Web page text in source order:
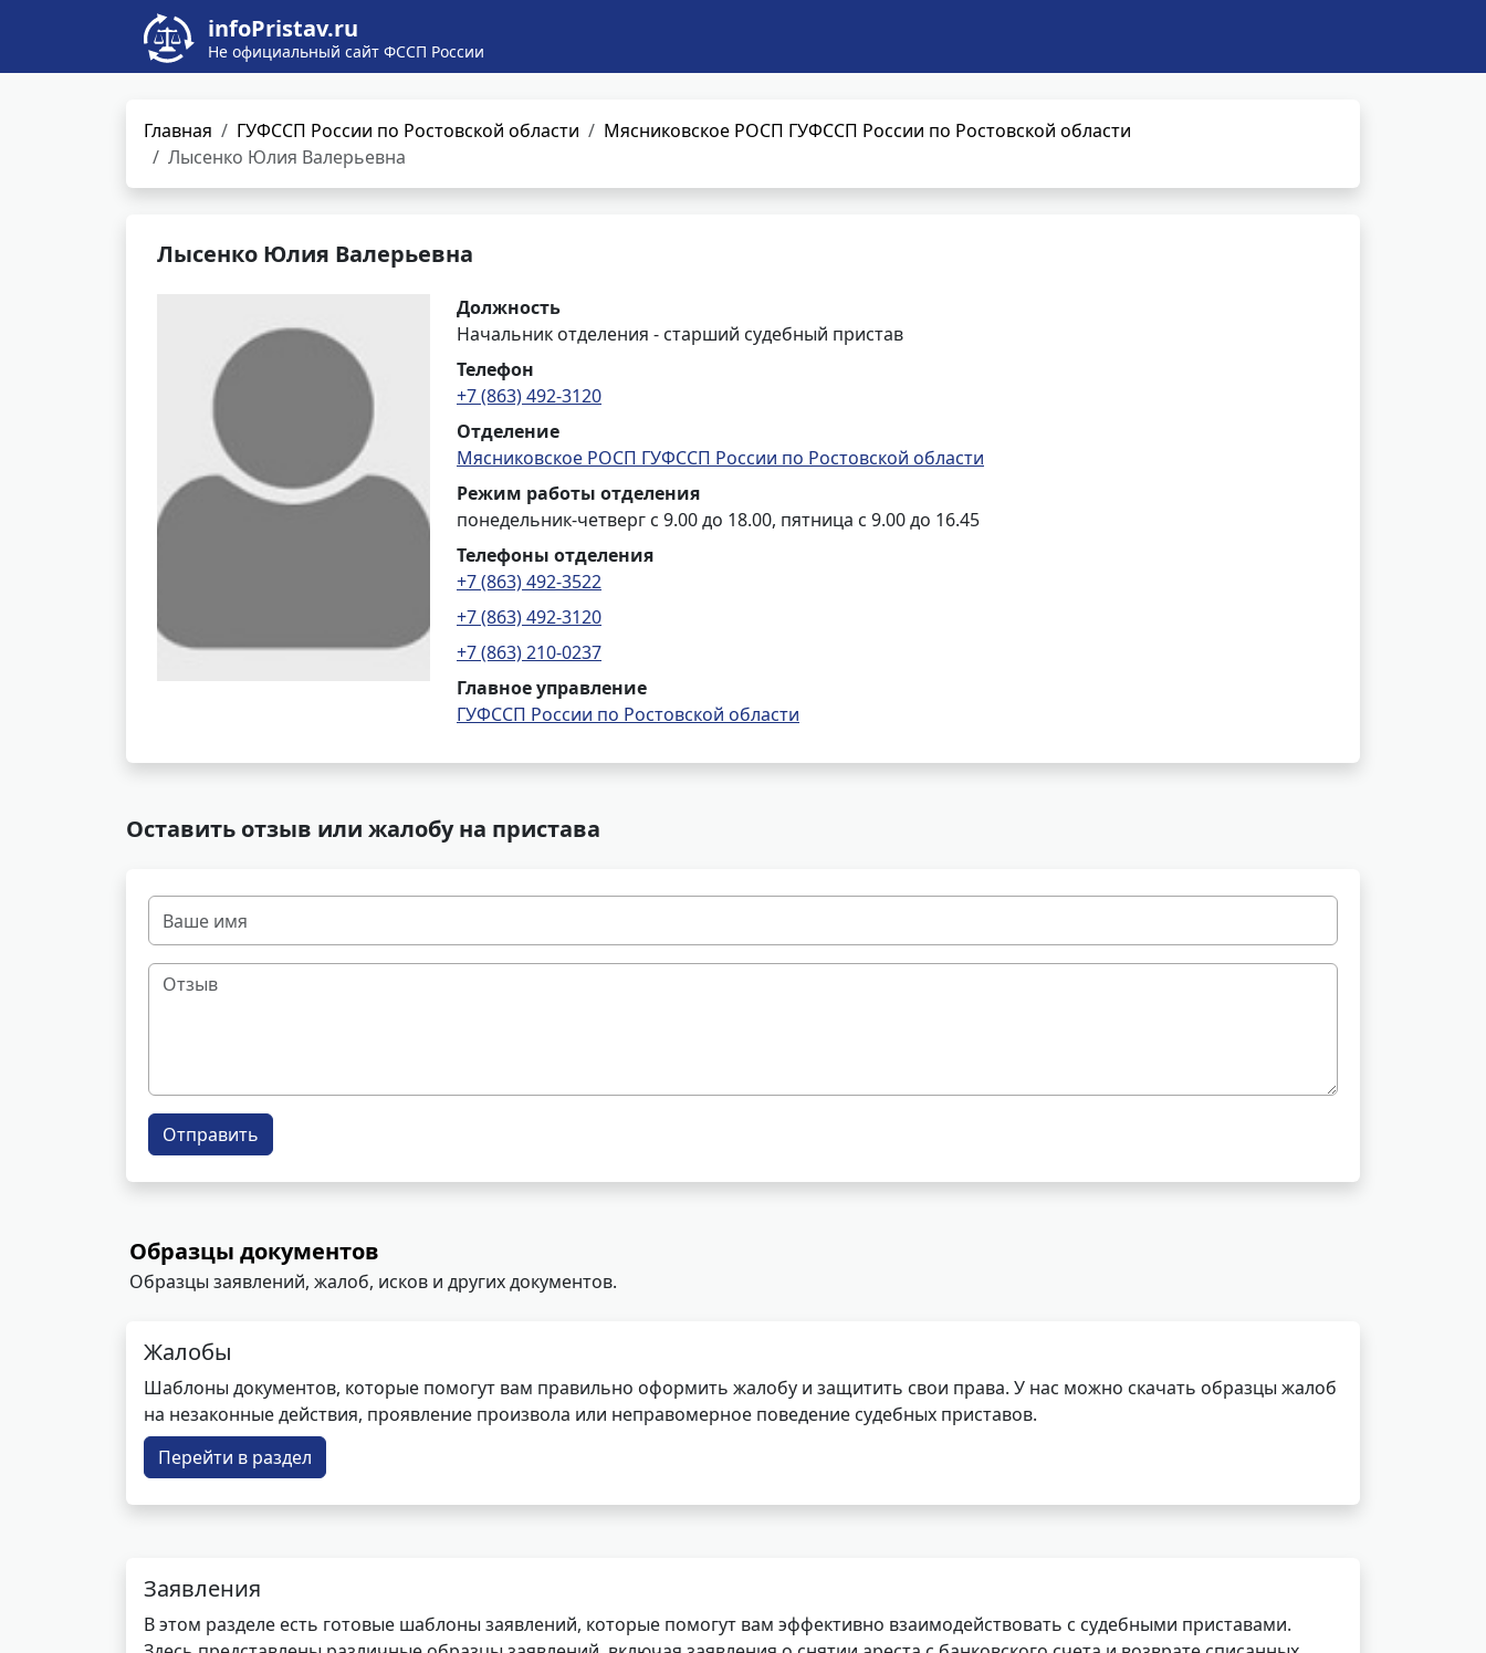
infoPristav.ru
Не официальный сайт ФССП России
Главная ГУФССП России по Ростовской области
Мясниковское РОСП ГУФССП России по Ростовской области
Лысенко Юлия Валерьевна
Лысенко Юлия Валерьевна
Должность
Начальник отделения - старший судебный пристав
Телефон
+7 (863) 492-3120
Отделение
Мясниковское РОСП ГУФССП России по Ростовской области
Режим работы отделения
понедельник-четверг с 9.00 до 18.00, пятница с 9.00 до 16.45
Телефоны отделения
+7 (863) 492-3522
+7 (863) 492-3120
+7 (863) 210-0237
Главное управление
ГУФССП России по Ростовской области
Оставить отзыв или жалобу на пристава
Отправить
Образцы документов
Образцы заявлений, жалоб, исков и других документов.
Жалобы
Шаблоны документов, которые помогут вам правильно оформить жалобу и защитить свои права. У нас можно скачать образцы жалоб
на незаконные действия, проявление произвола или неправомерное поведение судебных приставов.
Перейти в раздел
Заявления
В этом разделе есть готовые шаблоны заявлений, которые помогут вам эффективно взаимодействовать с судебными приставами.